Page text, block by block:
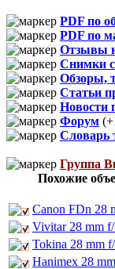
PDF по
PDF по
Отзывы
Снимки с
Обзоры,
Статьи
Новости
Форум
Словарь
Группа
Похожие
Canon FDn 28
Vivitar 28 mm
Tokina 28 mm
Hanimex 28